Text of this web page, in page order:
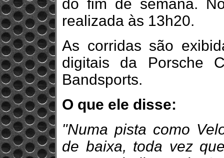
do fim de semana.
realizada às 13h20.
As corridas são
digitais da Porsche
Bandsports.
O que ele disse:
"Numa pista como
de baixa, toda vez